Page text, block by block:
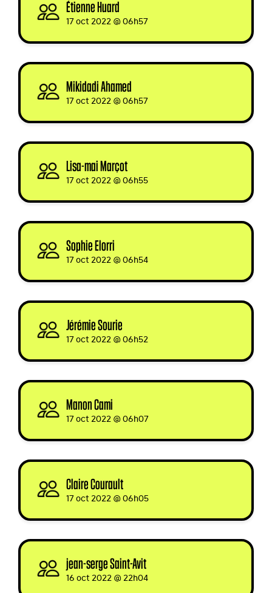
Étienne Huard
17 oct 2022 @ 06h57
Mikidadi Ahamed
17 oct 2022 @ 06h57
Lisa-mai Marçot
17 oct 2022 @ 06h55
Sophie Elorri
17 oct 2022 @ 06h54
Jérémie Sourie
17 oct 2022 @ 06h52
Manon Cami
17 oct 2022 @ 06h07
Claire Courault
17 oct 2022 @ 06h05
jean-serge Saint-Avit
16 oct 2022 @ 22h04